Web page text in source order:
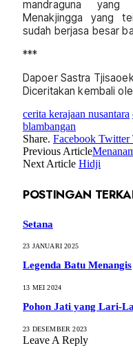
mandraguna yang
Menakjingga yang
sudah berjasa besar
***
Dapoer Sastra
Diceritakan kembali
cerita kerajaan nusantara
blambangan
Share. Facebook Twitter
Previous Article
Next Article Hidji
POSTINGAN
Setana
23 JANUARI 2025
Legenda Batu Menangis
13 MEI 2024
Pohon Jati yang Lari-
23 DESEMBER 2023
Leave A Reply